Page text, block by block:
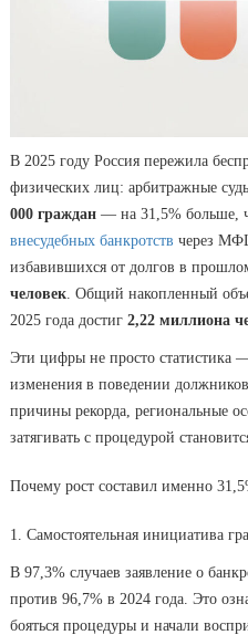
В 2025 году Россия пережила
физических лиц: арбитражные
000 граждан — на 31,5% больше,
внесудебных банкротств через
избавившихся от долгов в
человек. Общий накопленный
2025 года достиг 2,22 миллиона
Эти цифры не просто статистика
изменения в поведении
причины рекорда, региональные
затягивать с процедурой
Почему рост составил именно
1. Самостоятельная инициатива
В 97,3% случаев заявление о
против 96,7% в 2024 года. Это
бояться процедуры и начали